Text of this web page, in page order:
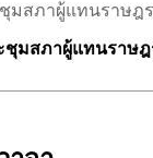
มสภาผู้แทนราษฎ
ชุมสภาผู้แทนรา